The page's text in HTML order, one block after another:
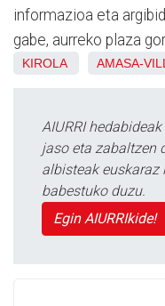
informazioa eta
gabe, aurreko plaza
KIROLA AMASA-
AIURRI
jaso eta zabaltzen
albisteak
babestuko duzu.
Egin AIURRIkide!